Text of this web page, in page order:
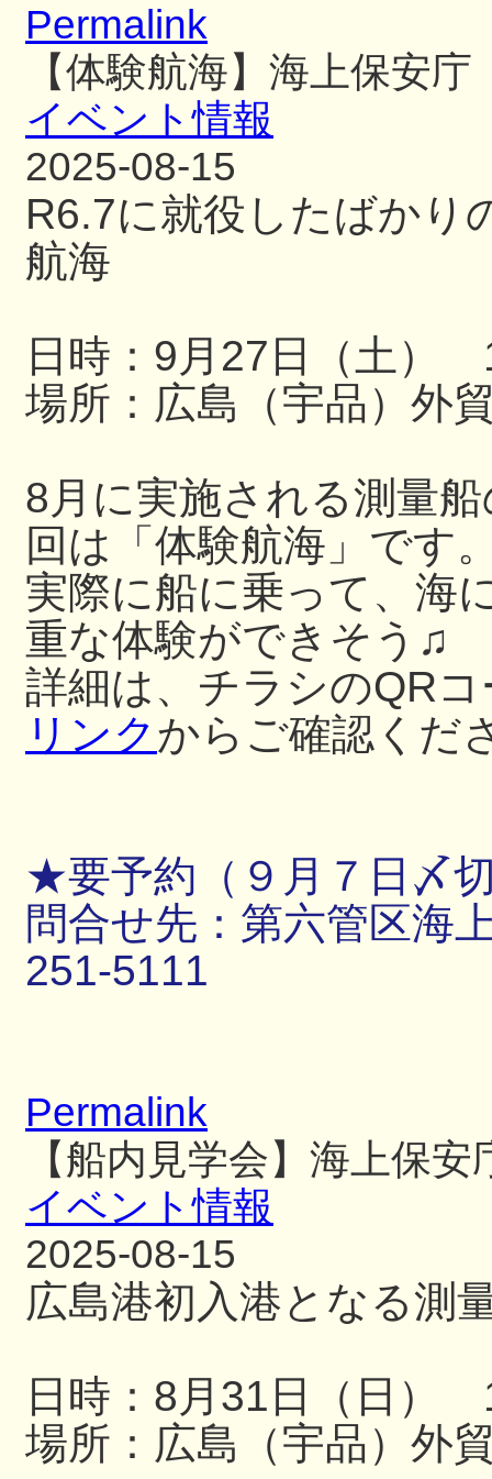
Permalink
【体験航海】海上保安
イベント情報
2025-08-15
R6.7に就役したばかり
航海
日時：9月27日（土）
場所：広島（宇品）外
8月に実施される測量
回は「体験航海」です
実際に船に乗って、海
重な体験ができそう♫
詳細は、チラシのQR
リンクからご確認くだ
★要予約（９月７日〆
問合せ先：第六管区海
251-5111
Permalink
【船内見学会】海上保
イベント情報
2025-08-15
広島港初入港となる測
日時：8月31日（日）
場所：広島（宇品）外